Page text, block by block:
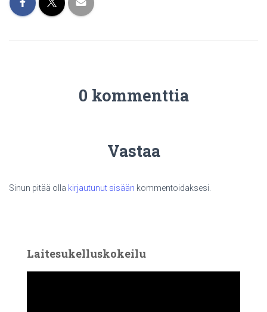
0 kommenttia
Vastaa
Sinun pitää olla kirjautunut sisään kommentoidaksesi.
Laitesukelluskokeilu